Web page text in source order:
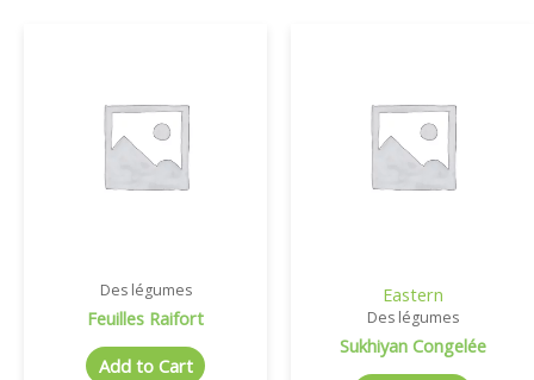
Des légumes
Feuilles Raifort
Add to Cart
Eastern
Des légumes
Sukhiyan Congelée